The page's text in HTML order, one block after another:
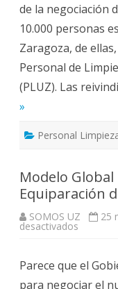
de la negociación
10.000 personas
Zaragoza, de
Personal de
(PLUZ). Las
»
Personal
Modelo Global
Equiparación
SOMOS UZ 25
desactivados
y
PTGAS
I-
Parece que el
para negociar el